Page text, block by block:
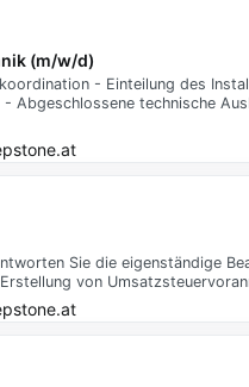
(m/w/d)
- Einteilung des
Abgeschlossene technische
Sie die eigenständige
von